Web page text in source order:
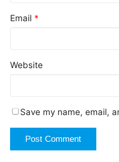
Email *
Website
Save my name, email,